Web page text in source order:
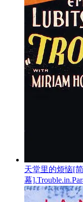
天堂里的烦恼[
幕